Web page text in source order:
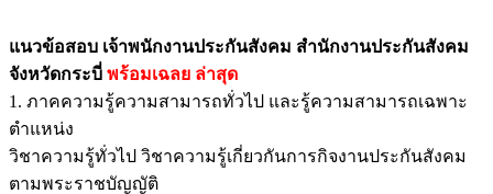
แนวข้อสอบ เจ้าพนักงานประกันสังคม สำนักงานประกันสังคม
จังหวัดกระบี่ พร้อมเฉลย ล่าสุด
1. ภาคความรู้ความสามารถทั่วไป และรู้ความสามารถเฉพาะ
ตำแหน่ง
วิชาความรู้ทั่วไป วิชาความรู้เกี่ยวกันการกิจงานประกันสังคม
ตามพระราชบัญญัติ